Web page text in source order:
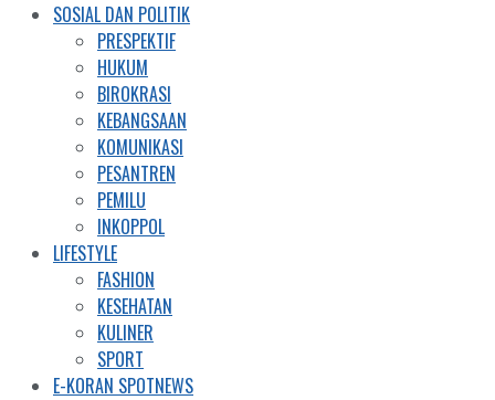
SOSIAL DAN POLITIK
PRESPEKTIF
HUKUM
BIROKRASI
KEBANGSAAN
KOMUNIKASI
PESANTREN
PEMILU
INKOPPOL
LIFESTYLE
FASHION
KESEHATAN
KULINER
SPORT
E-KORAN SPOTNEWS